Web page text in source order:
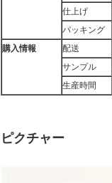
仕上げ
パッキング
購入情報
配送
サンプル
生産時間
ピクチャー